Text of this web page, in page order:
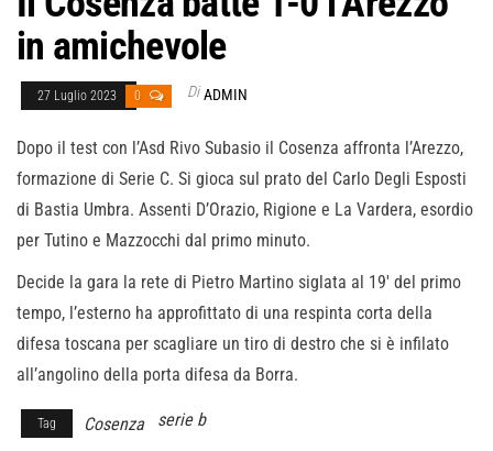
in amichevole
27 Luglio 2023 0 Di ADMIN
Dopo il test con l’Asd Rivo Subasio il Cosenza affronta l’Arezzo,
formazione di Serie C. Si gioca sul prato del Carlo Degli Esposti
di Bastia Umbra. Assenti D’Orazio, Rigione e La Vardera, esordio
per Tutino e Mazzocchi dal primo minuto.
Decide la gara la rete di Pietro Martino siglata al 19′ del primo
tempo, l’esterno ha approfittato di una respinta corta della
difesa toscana per scagliare un tiro di destro che si è infilato
all’angolino della porta difesa da Borra.
Tag Cosenza serie b